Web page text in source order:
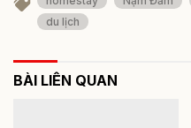
du lịch
BÀI LIÊN QUAN